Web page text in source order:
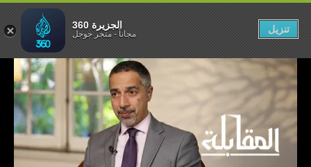
في حرب إيران
الجزيرة 360
مجاناً-متجر جوجل تنزيل